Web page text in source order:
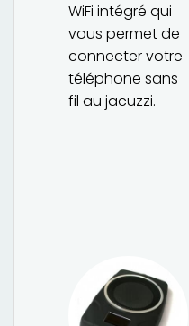
WiFi intégré qui
vous permet de
connecter votre
téléphone sans
fil au jacuzzi.